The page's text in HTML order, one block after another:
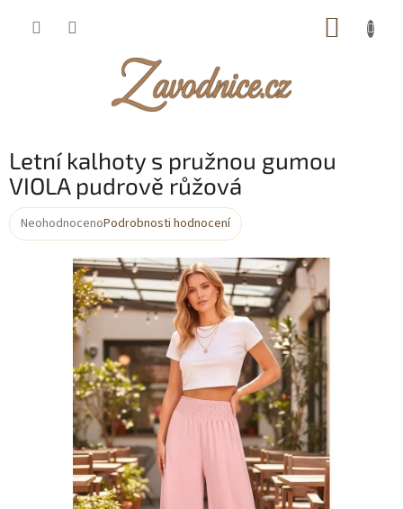
Letní kalhoty s pružnou gumou
VIOLA pudrově růžová
Průměrné
hvězdiček.
NeohodnocenoPodrobnosti hodnocení